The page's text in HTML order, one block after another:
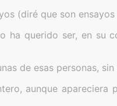
(diré que son
querido ser, en su
de esas personas,
aunque